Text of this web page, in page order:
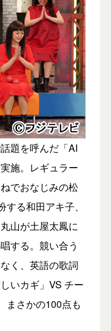
題を呼んだ「AI
施。レギュラー
でおなじみの松
る和田アキ子、
山が土屋太鳳に
する。競い合う
く、英語の歌詞
いカギ」VS チー
まさかの100点も